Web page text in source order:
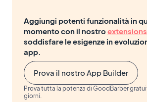
Aggiungi potenti funzionalità in
momento con il nostro
soddisfare le esigenze in
app.
Prova il nostro App Builder
Prova tutta la potenza di GoodBarber
giorni.